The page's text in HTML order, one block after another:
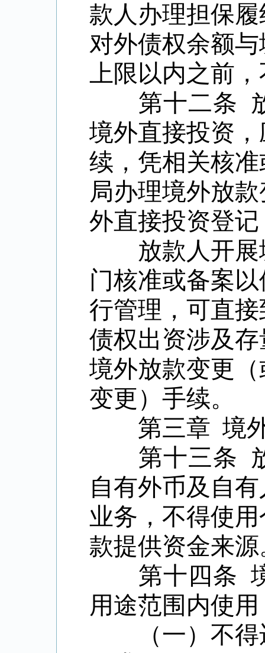
款人办理担保
对外债权余额
上限以内之前
第十二条
境外直接投资
续，凭相关核
局办理境外放
外直接投资登
放款人开展
门核准或备案
行管理，可直
债权出资涉及
境外放款变更
变更）手续。
第三章 境
第十三条
自有外币及自
业务，不得使
款提供资金来源
第十四条
用途范围内使
（一）不得